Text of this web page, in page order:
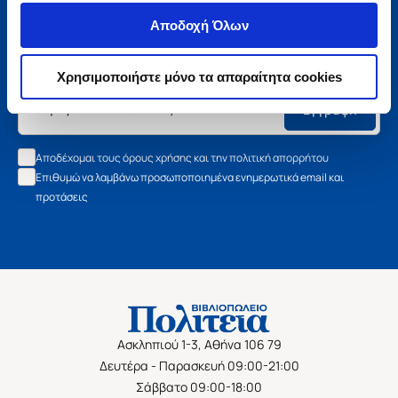
Αποδοχή Όλων
Χρησιμοποιήστε μόνο τα απαραίτητα cookies
Μάθετε τα νέα της Πολιτείας
Εγγραφείτε στο newsletter μας και μάθετε πρώτοι όλα τα
νέα βιβλία, τις εξαιρετικές τιμές και τις εκδηλώσεις μας.
Εγγραφή
Αποδέχομαι τους όρους χρήσης και την πολιτική απορρήτου
Επιθυμώ να λαμβάνω προσωποποιημένα ενημερωτικά email και
προτάσεις
Ασκληπιού 1-3, Αθήνα 106 79
Δευτέρα - Παρασκευή 09:00-21:00
Σάββατο 09:00-18:00